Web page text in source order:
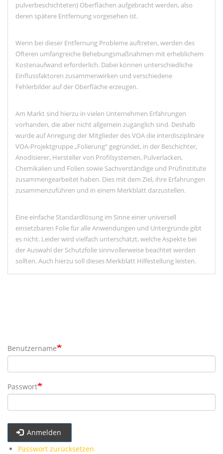
pulverbeschichteten) Oberflächen aufgebracht werden, also
deren spätere Entfernung vorgesehen ist.
Wenn bei dieser Entfernung Probleme auftreten, werden des
Öfteren umfangreiche Behebungsmaßnahmen mit erheblichem
Kostenaufwand erforderlich. Dabei können unterschiedliche
Einflussfaktoren zusammenwirken und verschiedene
Fehlerbilder auf der Oberfläche erzeugen.
Am Markt sind hierzu in vielen Unternehmen Erfahrungen
vorhanden, die aber nicht allgemein zugänglich sind. Deshalb
wurde auf Anregung der Mitglieder des VOA die interdisziplinäre
VOA-Projektgruppe „Folierung“ gegründet, in der Beschichter,
Anodisierer, Hersteller von Profilsystemen, Pulverlacken,
Chemikalien und Folien sowie Sachverständige und Prüfinstitute
zusammengearbeitet haben. Dies mit dem Ziel, ihre Erfahrungen
zusammenzuführen und in einem Merkblatt darzustellen.
Eine einfache Standardlösung im Sinne einer universell
einsetzbaren Folie für alle Anwendungen und Untergründe gibt
es nicht. Leider wird vielfach unterschätzt, welche Aspekte bei
der Auswahl der Schutzfolie sinnvollerweise beachtet werden
sollten. Auch hierzu soll dieses Merkblatt Hilfestellung leisten.
Benutzername
Passwort
Anmelden
Passwort zurücksetzen